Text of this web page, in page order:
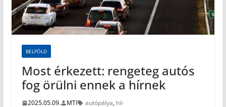
BELFÖLD
Most érkezett: rengeteg autós
fog örülni ennek a hírnek
2025.05.09. MTI autópálya, hír